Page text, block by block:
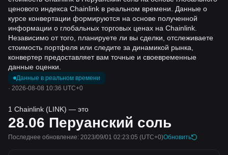
ценового индекса Chainlink в реальном времени. Данные о
курсе конвертации формируются на основе полученной
информации о глобальных торговых ценах на Chainlink.
Независимо от того, планируете ли вы сделки, отслеживаете
стоимость портфеля или следите за динамикой рынка,
конвертер предоставляет вам точные и своевременные
данные оценки.
Данные в реальном времени
· 2026-08-08 10:36 UTC+0
1 Chainlink (LINK) — это
28.06 Перуанский соль
Последнее обновление: 2023/09/01 02:23:05 (UTC+0)Обновить